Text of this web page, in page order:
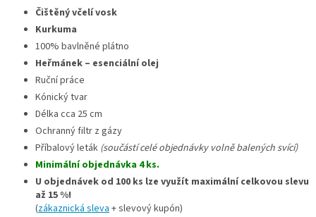
Čištěný včelí vosk
Kurkuma
100% bavlněné plátno
Heřmánek – esenciální olej
Ruční práce
Kónický tvar
Délka cca 25 cm
Ochranný filtr z gázy
Příbalový leták (součástí celé objednávky volně balených svící)
Minimální objednávka 4 ks.
U objednávek od 100 ks lze využít maximální celkovou slevu
až 15 %!
(zákaznická sleva+ slevový kupón)